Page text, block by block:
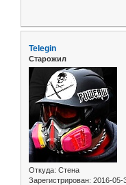
Telegin
Старожил
Откуда: Стена
Зарегистрирован: 2016-05-